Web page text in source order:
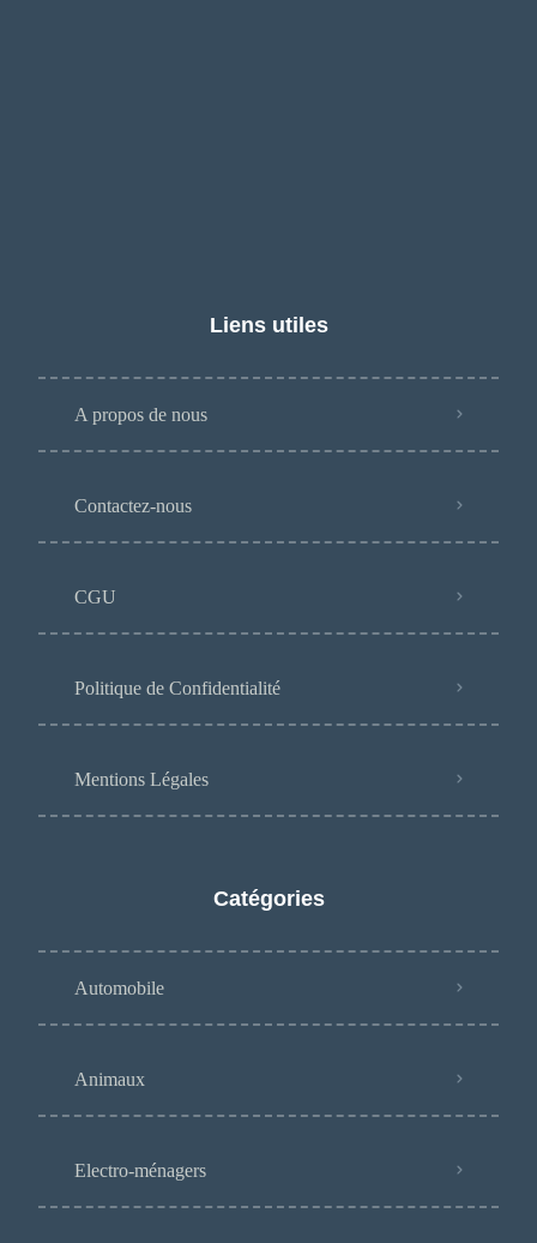
Liens utiles
A propos de nous
Contactez-nous
CGU
Politique de Confidentialité
Mentions Légales
Catégories
Automobile
Animaux
Electro-ménagers